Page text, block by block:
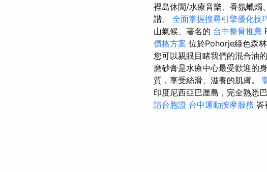
裡島休閒/水療音樂、香氛蠟燭
諧。 全面掌握搜尋引擎優化技
山氣候、著名的 台中整骨推薦
價格方案 位於Pohorje綠色森
您可以親眼目睹我們的混合油
磨砂膏是水療中心最受歡迎的
質，享受絲滑、滋養的肌膚。
印度尼西亞巴厘島，完全熟悉
請台胞證 台中運動按摩服務 峇